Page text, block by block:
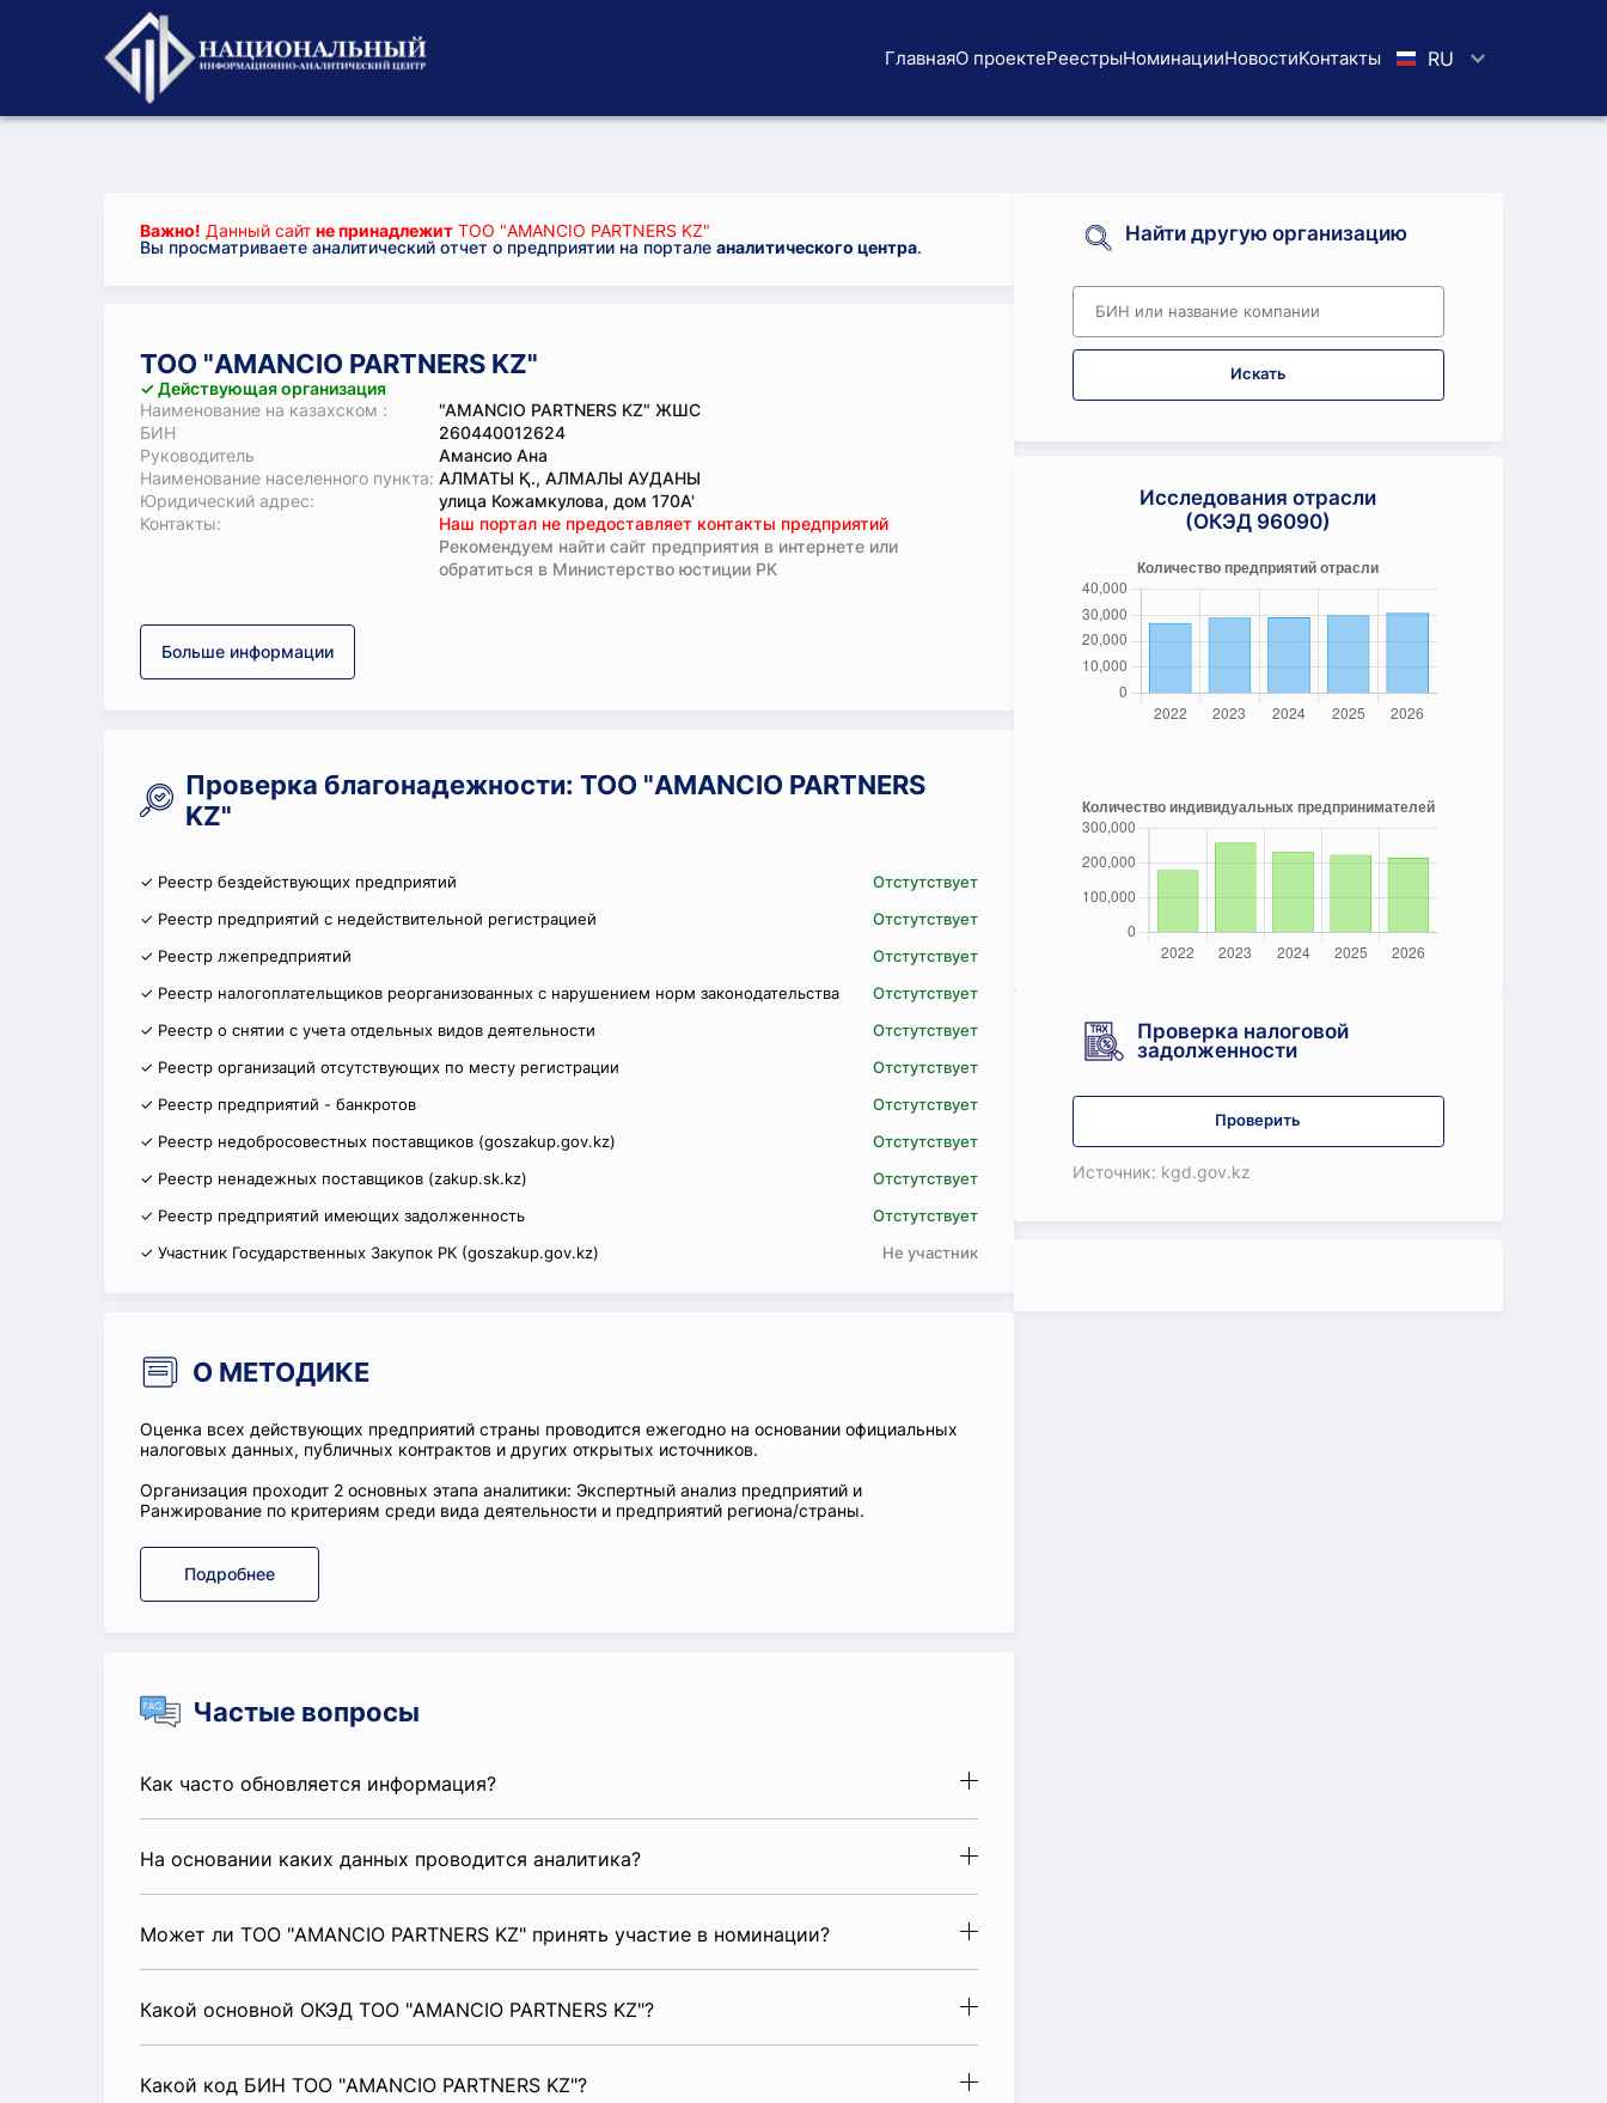
ГлавнаяО проектеРеестрыНоминацииНовостиKoнтaкты RU
Важно! Данный сайт не принадлежит ТОО "AMANCIO PARTNERS KZ"
Вы просматриваете аналитический отчет о предприятии на портале аналитического центра.
ТОО "AMANCIO PARTNERS KZ"
✓ Действующая организация
Наименование на казахском :
"AMANCIO PARTNERS KZ" ЖШС
БИН
260440012624
Руководитель
Амансио Ана
Наименование населенного пункта: АЛМАТЫ Қ., АЛМАЛЫ АУДАНЫ
Юридический адрес:
улица Кожамкулова, дом 170А'
Koнтaкты:
Наш портал не предоставляет контакты предприятий
Рекомендуем найти сайт предприятия в интернете или
обратиться в Министерство юстиции РК
Больше информации
Проверка благонадежности: ТОО "AMANCIO PARTNERS
KZ"
✓ Реестр бездействующих предприятий
Отстутствует
✓ Реестр предприятий с недействительной регистрацией
Отстутствует
✓ Реестр лжепредприятий
Отстутствует
✓ Реестр налогоплательщиков реорганизованных с нарушением норм законодательства
Отстутствует
✓ Реестр о снятии с учета отдельных видов деятельности
Отстутствует
✓ Реестр организаций отсутствующих по месту регистрации
Отстутствует
✓ Реестр предприятий - банкротов
Отстутствует
✓ Реестр недобросовестных поставщиков (goszakup.gov.kz)
Отстутствует
✓ Реестр ненадежных поставщиков (zakup.sk.kz)
Отстутствует
✓ Реестр предприятий имеющих задолженность
Отстутствует
✓ Участник Государственных Закупок РК (goszakup.gov.kz)
Не участник
О МЕТОДИКЕ
Оценка всех действующих предприятий страны проводится ежегодно на основании официальных
налоговых данных, публичных контрактов и других открытых источников.
Организация проходит 2 основных этапа аналитики: Экспертный анализ предприятий и
Ранжирование по критериям среди вида деятельности и предприятий региона/страны.
Подробнее
Частые вопросы
Как часто обновляется информация?
На основании каких данных проводится аналитика?
Может ли ТОО "AMANCIO PARTNERS KZ" принять участие в номинации?
Какой основной ОКЭД ТОО "AMANCIO PARTNERS KZ"?
Какой код БИН ТОО "AMANCIO PARTNERS KZ"?
Найти другую организацию
Искать
Исследования отрасли
(ОКЭД 96090)
Проверка налоговой
задолженности
Проверить
Источник: kgd.gov.kz